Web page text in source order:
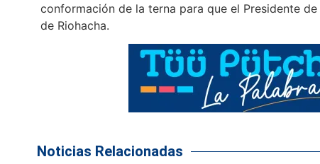
conformación de la terna para que el Presidente
de Riohacha.
Noticias Relacionadas